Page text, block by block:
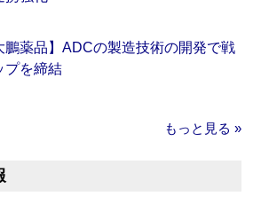
鵬薬品】ADCの製造技術の開発で戦
プを締結
もっと見る »